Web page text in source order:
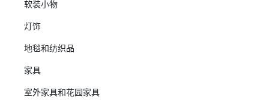
软装小物
灯饰
地毯和纺织品
家具
室外家具和花园家具